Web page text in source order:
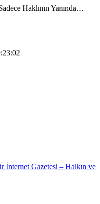
Haklının Yanında…
İnternet Gazetesi – Halkın ve